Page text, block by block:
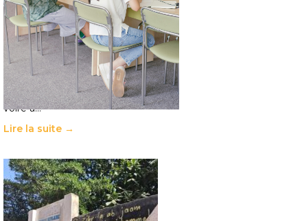
républicaine
11 juillet 2026- National
Le projet de loi sur la régulation de
l’enseignement supérieur privé met
en lumière l’amplification d’un
système qui relègue l’acte
pédagogique au superfétatoire,
voire à…
Lire la suite →